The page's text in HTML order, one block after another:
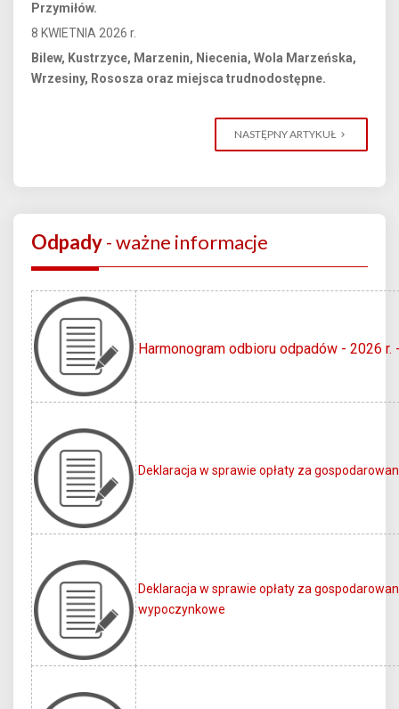
Przymiłów.
8 KWIETNIA 2026 r.
Bilew, Kustrzyce, Marzenin, Niecenia, Wola Marzeńska,
Wrzesiny, Rososza oraz miejsca trudnodostępne.
NASTĘPNY ARTYKUŁ
Odpady- ważne informacje
Harmonogram odbioru odpadów - 2026 r.
Deklaracja w sprawie opłaty za
Deklaracja w sprawie opłaty za
wypoczynkowe